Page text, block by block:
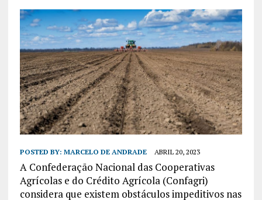
POSTED BY: MARCELO DE ANDRADE ABRIL 20, 2023
A Confederação Nacional das Cooperativas
Agrícolas e do Crédito Agrícola (Confagri)
considera que existem obstáculos impeditivos nas